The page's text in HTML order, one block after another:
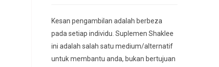
Kesan pengambilan adalah berbeza
pada setiap individu. Suplemen Shaklee
ini adalah salah satu medium/alternatif
untuk membantu anda, bukan bertujuan